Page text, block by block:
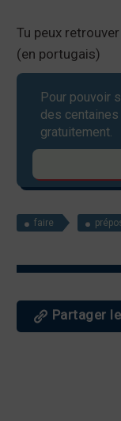
Tu peux
(en portugais)
Pour pouvoir
des
gratuitement.
faire
Partager